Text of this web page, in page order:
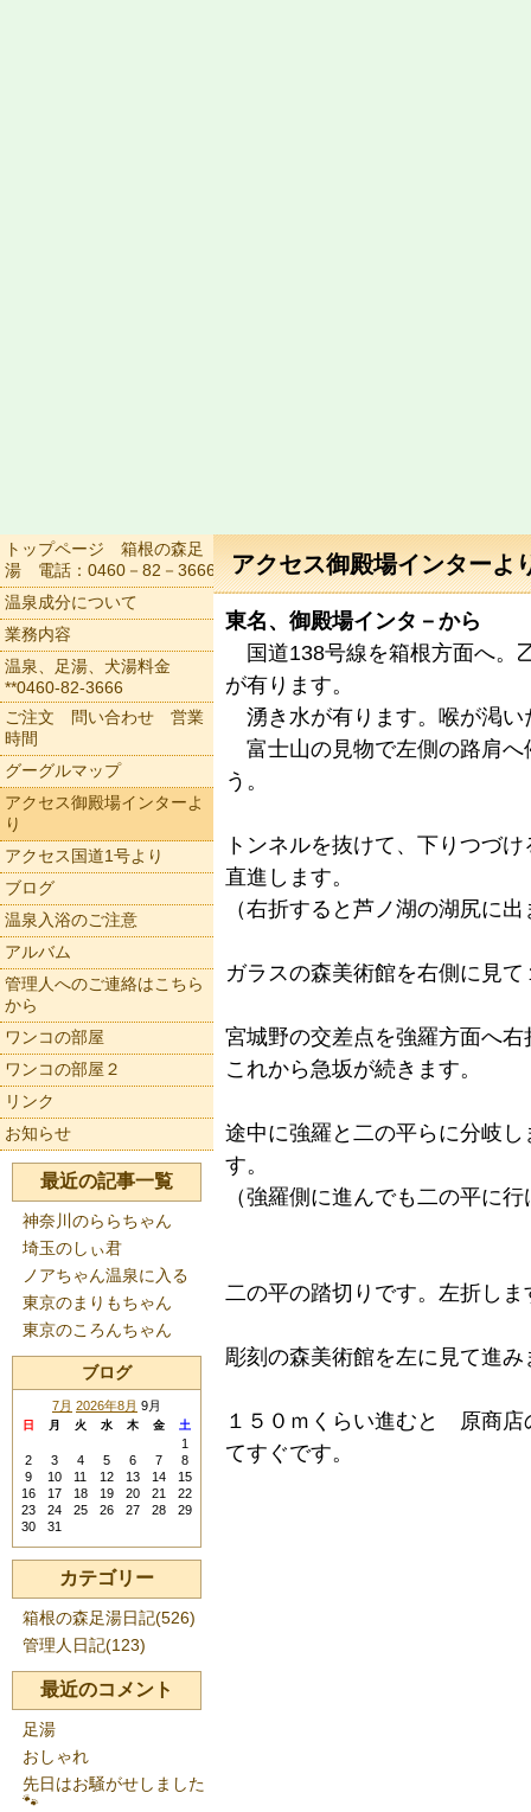
アクセス御殿場インターよ
東名、御殿場インタ－から
国道138号線を箱根方面へ。
が有ります。
湧き水が有ります。喉が渇い
富士山の見物で左側の路肩へ
う。
トンネルを抜けて、下りつづ
直進します。
（右折すると芦ノ湖の湖尻に
ガラスの森美術館を右側に見
宮城野の交差点を強羅方面へ
これから急坂が続きます。
途中に強羅と二の平らに分岐
す。
（強羅側に進んでも二の平に
二の平の踏切りです。左折し
彫刻の森美術館を左に見て進み
１５０ｍくらい進むと 原商店
てすぐです。
トップページ 箱根の森足
湯 電話：0460－82－3666
温泉成分について
業務内容
温泉、足湯、犬湯料金
**0460-82-3666
ご注文 問い合わせ 営業
時間
グーグルマップ
アクセス御殿場インターよ
り
アクセス国道1号より
ブログ
温泉入浴のご注意
アルバム
管理人へのご連絡はこちら
から
ワンコの部屋
ワンコの部屋２
リンク
お知らせ
最近の記事一覧
神奈川のららちゃん
埼玉のしぃ君
ノアちゃん温泉に入る
東京のまりもちゃん
東京のころんちゃん
ブログ
7月 2026年8月 9月
日 月 火 水 木 金 土
1
2
3 4 5 6 7
8
9
10 11 12 13 14
15
16
17 18 19 20 21
22
23
24 25 26 27 28
29
30
31
カテゴリー
箱根の森足湯日記(526)
管理人日記(123)
最近のコメント
足湯
おしゃれ
先日はお騒がせしました
🐾